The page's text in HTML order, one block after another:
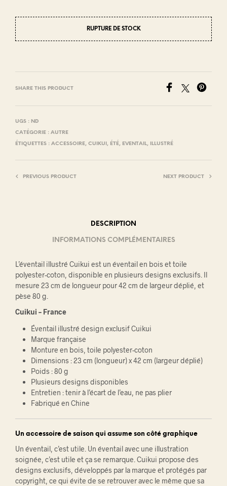
RUPTURE DE STOCK
SHARE THIS PRODUCT
UGS : ND
CATÉGORIE : AUTRE
ÉTIQUETTES : ACCESSOIRE, CUIKUI , ÉTÉ, EVENTAIL, ILLUSTRÉ
PREVIOUS PRODUCT NEXT PRODUCT
DESCRIPTION
INFORMATIONS COMPLÉMENTAIRES
L’éventail illustré Cuikui est un éventail en bois et toile
polyester-coton, disponible en plusieurs designs exclusifs. Il
mesure 23 cm de longueur pour 42 cm de largeur déplié, et
pèse 80 g.
Cuikui – France
Éventail illustré design exclusif Cuikui
Marque française
Monture en bois, toile polyester-coton
Dimensions : 23 cm (longueur) x 42 cm (largeur déplié)
Poids : 80 g
Plusieurs designs disponibles
Entretien : tenir à l’écart de l’eau, ne pas plier
Fabriqué en Chine
Un accessoire de saison qui assume son côté graphique
Un éventail, c’est utile. Un éventail avec une illustration
soignée, c’est utile et ça se remarque. Cuikui propose des
designs exclusifs, développés par la marque et protégés par
copyright, ce qui évite de se retrouver avec le même que sa